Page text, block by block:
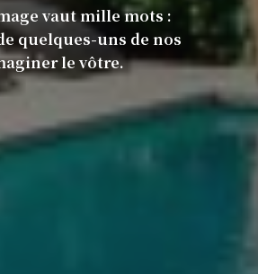
vaut mille mots :
quelques-uns de nos
le vôtre.